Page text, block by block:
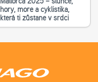
hory, moře a cyklistika,
která ti zůstane v srdci